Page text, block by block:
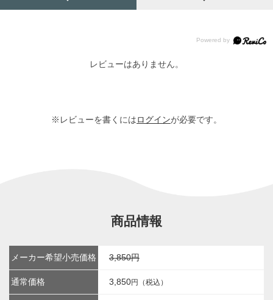
レビューはありません。
※レビューを書くにはログインが必要です。
商品情報
メーカー希望小売価格 3,850円
通常価格 3,850円（税込）